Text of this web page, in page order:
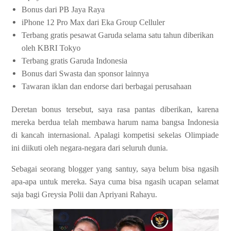
Bonus dari PB Jaya Raya
iPhone 12 Pro Max dari Eka Group Celluler
Terbang gratis pesawat Garuda selama satu tahun diberikan
oleh KBRI Tokyo
Terbang gratis Garuda Indonesia
Bonus dari Swasta dan sponsor lainnya
Tawaran iklan dan endorse dari berbagai perusahaan
Deretan bonus tersebut, saya rasa pantas diberikan, karena
mereka berdua telah membawa harum nama bangsa Indonesia
di kancah internasional. Apalagi kompetisi sekelas Olimpiade
ini diikuti oleh negara-negara dari seluruh dunia.
Sebagai seorang blogger yang santuy, saya belum bisa ngasih
apa-apa untuk mereka. Saya cuma bisa ngasih ucapan selamat
saja bagi Greysia Polii dan Apriyani Rahayu.